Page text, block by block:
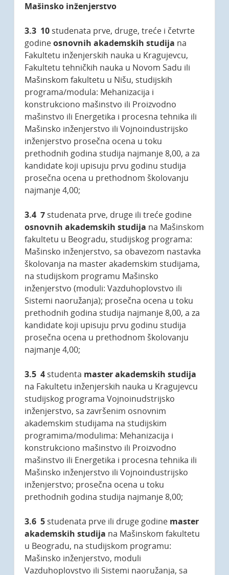
Mašinsko inženjerstvo
3.3 10 studenata prve, druge, treće i četvrte
godineosnovnih akademskih studija na
Fakultetu inženjerskih nauka u Kragujevcu,
Fakultetu tehničkih nauka u Novom Sadu ili
Mašinskom fakultetu u Nišu, studijskih
programa/modula: Mehanizacija i
konstrukciono mašinstvo ili Proizvodno
mašinstvo ili Energetika i procesna tehnika ili
Mašinsko inženjerstvo ili Vojnoindustrijsko
inženjerstvo prosečna ocena u toku
prethodnih godina studija najmanje 8,00, a za
kandidate koji upisuju prvu godinu studija
prosečna ocena u prethodnom školovanju
najmanje 4,00;
3.4 7 studenata prve, druge ili treće godine
osnovnih akademskih studija na Mašinskom
fakultetu u Beogradu, studijskog programa:
Mašinsko inženjerstvo, sa obavezom nastavka
školovanja na master akademskim studijama,
na studijskom programu Mašinsko
inženjerstvo (moduli: Vazduhoplovstvo ili
Sistemi naoružanja); prosečna ocena u toku
prethodnih godina studija najmanje 8,00, a za
kandidate koji upisuju prvu godinu studija
prosečna ocena u prethodnom školovanju
najmanje 4,00;
3.5 4 studenta master akademskih studija
na Fakultetu inženjerskih nauka u Kragujevcu
studijskog programa Vojnoinudstrijsko
inženjerstvo, sa završenim osnovnim
akademskim studijama na studijskim
programima/modulima: Mehanizacija i
konstrukciono mašinstvo ili Proizvodno
mašinstvo ili Energetika i procesna tehnika ili
Mašinsko inženjerstvo ili Vojnoindustrijsko
inženjerstvo; prosečna ocena u toku
prethodnih godina studija najmanje 8,00;
3.6 5 studenata prve ili druge godine master
akademskih studija na Mašinskom fakultetu
u Beogradu, na studijskom programu:
Mašinsko inženjerstvo, moduli
Vazduhoplovstvo ili Sistemi naoružanja, sa